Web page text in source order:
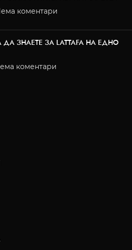
коментари
ЗНАЕТЕ ЗА LATTAFA НА ЕДНО
коментари